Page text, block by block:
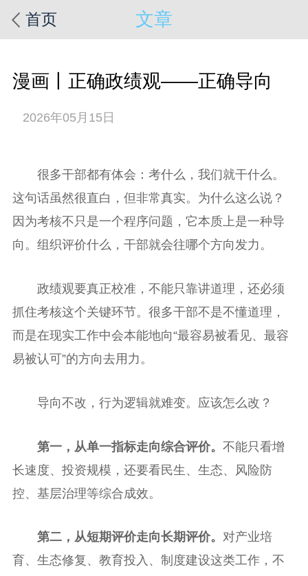
首页 文章
漫画丨正确政绩观——正确导向
2026年05月15日
很多干部都有体会：考什么，我们就干什么。
这句话虽然很直白，但非常真实。为什么这么说？
因为考核不只是一个程序问题，它本质上是一种导
向。组织评价什么，干部就会往哪个方向发力。
政绩观要真正校准，不能只靠讲道理，还必须
抓住考核这个关键环节。很多干部不是不懂道理，
而是在现实工作中会本能地向“最容易被看见、最容
易被认可”的方向去用力。
导向不改，行为逻辑就难变。应该怎么改？
第一，从单一指标走向综合评价。 不能只看增
长速度、投资规模，还要看民生、生态、风险防
控、基层治理等综合成效。
第二，从短期评价走向长期评价。 对产业培
育、生态修复、教育投入、制度建设这类工作，不